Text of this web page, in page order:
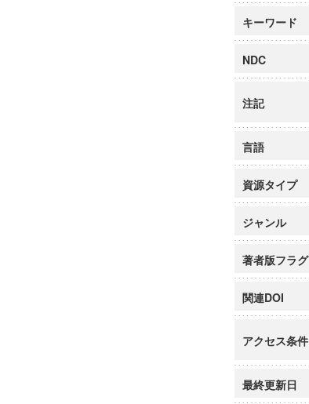
キーワード
NDC
注記
言語
資源タイプ
ジャンル
著者版フラグ
関連DOI
アクセス条件
最終更新日